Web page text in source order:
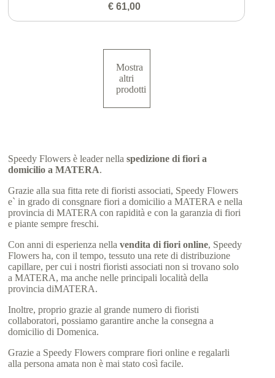
€ 61,00
Mostra
altri
prodotti
Speedy Flowers è leader nellaspedizione di fiori a
domicilio a MATERA.
Grazie alla sua fitta rete di fioristi associati, Speedy Flowers
e` in grado di consgnare fiori a domicilio a MATERA e nella
provincia di MATERA con rapidità e con la garanzia di fiori
e piante sempre freschi.
Con anni di esperienza nellavendita di fiori online, Speedy
Flowers ha, con il tempo, tessuto una rete di distribuzione
capillare, per cui i nostri fioristi associati non si trovano solo
a MATERA, ma anche nelle principali località della
provincia diMATERA.
Inoltre, proprio grazie al grande numero di fioristi
collaboratori, possiamo garantire anche la consegna a
domicilio di Domenica.
Grazie a Speedy Flowers comprare fiori online e regalarli
alla persona amata non è mai stato così facile.